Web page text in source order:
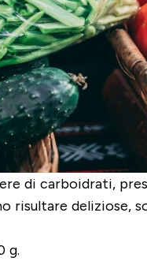
di carboidrati,
risultare deliziose,
g.